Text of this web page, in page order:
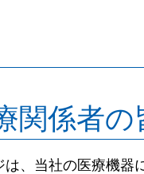
関係者の
は、当社の医療機器